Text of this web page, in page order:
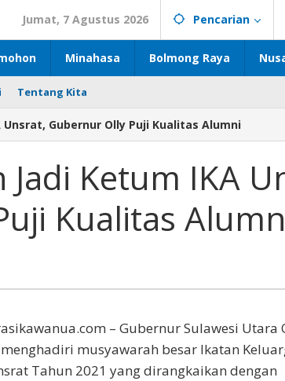
Jumat, 7 Agustus 2026 Pencarian
Minahasa Bolmong Raya
Tentang Kita
Gubernur Olly Puji Kualitas Alumni
Ketum IKA
Kualitas
– Gubernur Sulawesi Utara
musyawarah besar Ikatan
Tahun 2021 yang dirangkaikan dengan